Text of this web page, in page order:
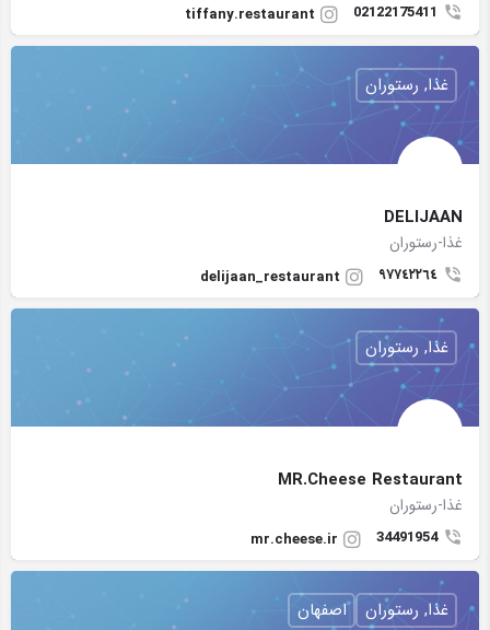
02122175411
tiffany.restaurant
DELIJAAN
غذا-رستوران
٩٧٧٤٢٢٦٤ delijaan_restaurant
غذا, رستوران
MR.Cheese Restaurant ‍
غذا-رستوران
34491954
mr.cheese.ir
غذا, رستوران
غذا, رستوران اصفهان